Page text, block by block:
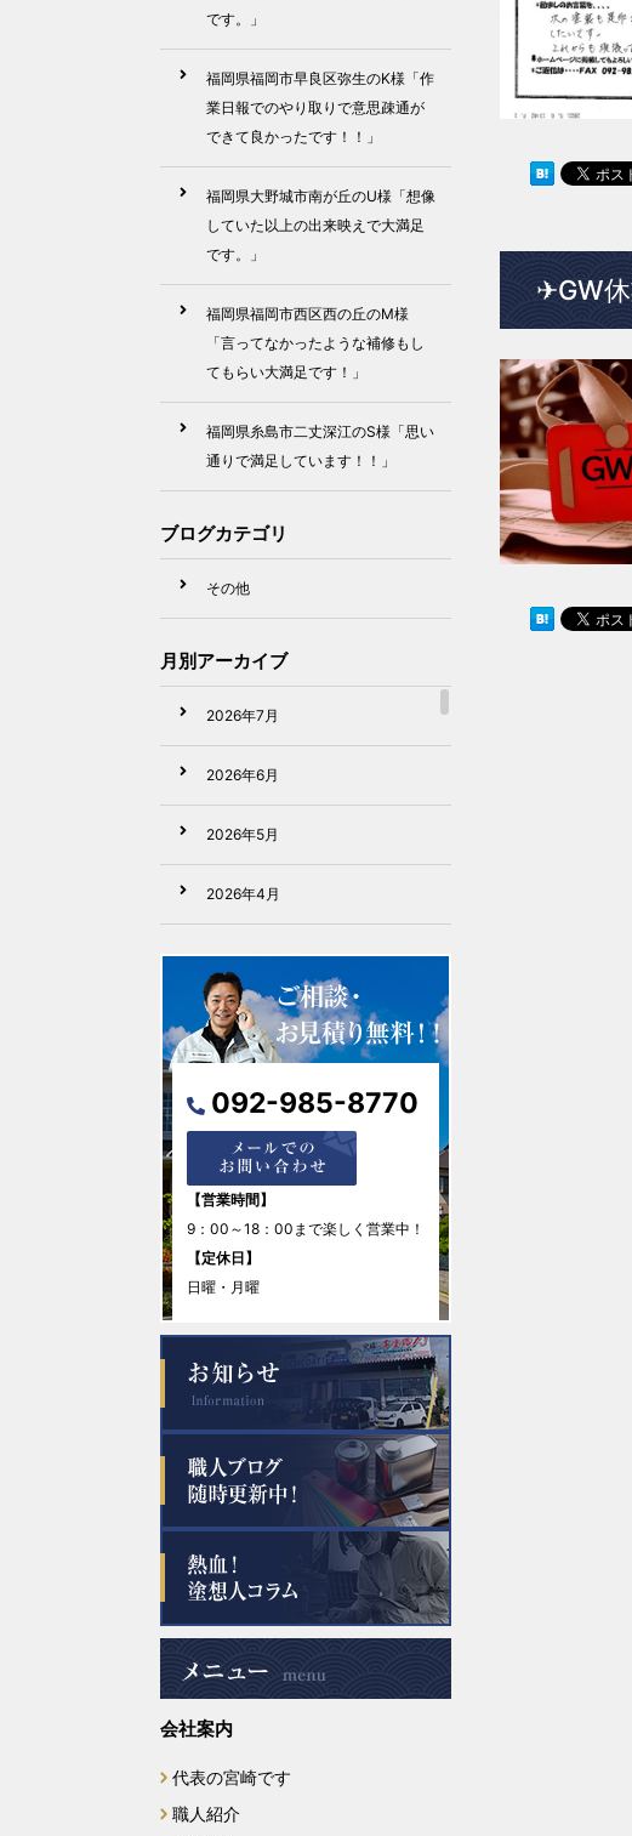
✈GW
です。」
福岡県福岡市早良区弥生のK様「作
業日報でのやり取りで意思疎通が
できて良かったです！！」
福岡県大野城市南が丘のU様「想像
していた以上の出来映えで大満足
です。」
福岡県福岡市西区西の丘のM様
「言ってなかったような補修もし
てもらい大満足です！」
福岡県糸島市二丈深江のS様「思い
通りで満足しています！！」
ブログカテゴリ
その他
月別アーカイブ
2026年7月
2026年6月
2026年5月
2026年4月
2026年3月
2026年2月
2025年12月
2025年11月
2025年10月
2025年7月
2025年6月
2025年5月
2025年1月
2024年12月
2024年11月
2024年9月
092-985-8770
【営業時間】
9：00～18：00まで楽しく営業中！
【定休日】
日曜・月曜
会社案内
代表の宮崎です
職人紹介